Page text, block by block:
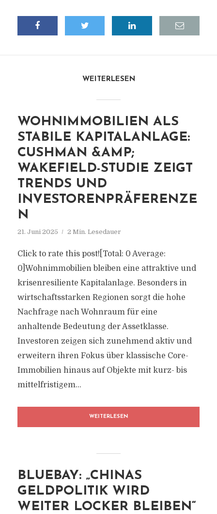
WEITERLESEN
WOHNIMMOBILIEN ALS
STABILE KAPITALANLAGE:
CUSHMAN &AMP;
WAKEFIELD-STUDIE ZEIGT
TRENDS UND
INVESTORENPRÄFERENZE
N
21. Juni 2025 2 Min. Lesedauer
Click to rate this post![Total: 0 Average:
0]Wohnimmobilien bleiben eine attraktive und
krisenresiliente Kapitalanlage. Besonders in
wirtschaftsstarken Regionen sorgt die hohe
Nachfrage nach Wohnraum für eine
anhaltende Bedeutung der Assetklasse.
Investoren zeigen sich zunehmend aktiv und
erweitern ihren Fokus über klassische Core-
Immobilien hinaus auf Objekte mit kurz- bis
mittelfristigem...
WEITERLESEN
BLUEBAY: „CHINAS
GELDPOLITIK WIRD
WEITER LOCKER BLEIBEN“